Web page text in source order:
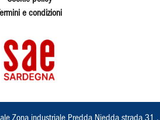
Termini e condizioni